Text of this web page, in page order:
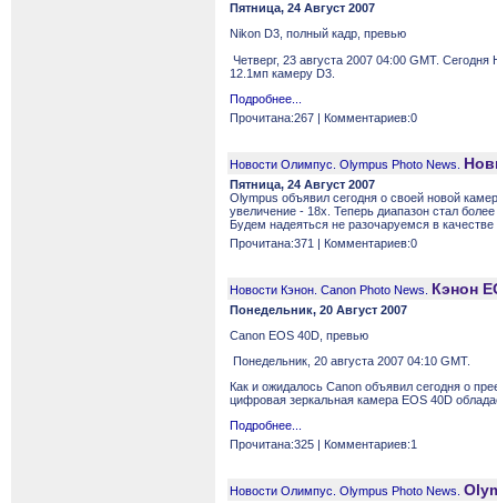
Пятница, 24 Август 2007
Nikon D3, полный кадр, превью
Четверг, 23 августа 2007 04:00 GMT.
12.1мп камеру D3.
Подробнее...
Прочитана:267 | Комментариев:0
Новости Олимпус. Olympus Photo News.
Пятница, 24 Август 2007
Olympus объявил сегодня о своей новой
увеличение - 18x. Теперь диапазон стал
Будем надеяться не разочаруемся в
Прочитана:371 | Комментариев:0
Новости Кэнон. Canon Photo News. Кэнон
Понедельник, 20 Август 2007
Canon EOS 40D, превью
Понедельник, 20 августа 2007 04:10 GMT.
Как и ожидалось Canon объявил сегодня о
цифровая зеркальная камера EOS 40D
Подробнее...
Прочитана:325 | Комментариев:1
Новости Олимпус. Olympus Photo News.